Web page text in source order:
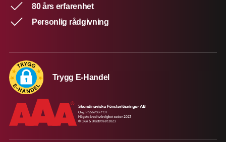
80 års erfarenhet
Personlig rådgivning
Trygg E-Handel